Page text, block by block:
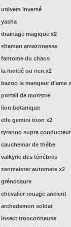
univers inversé
yasha
drainage magique x2
shaman amazonesse
fantome du chaos
la moitié ou rien x2
bazoo le mangeur d'ame
portail de monstre
lion botanique
elfe gemini toon x2
tyranno supra conducteur
cauchemar de thèbe
valkyrie des ténèbres
zenmaister automate x2
grénosaure
chevalier rouage ancient
archedemon soldat
insect tronconneuse